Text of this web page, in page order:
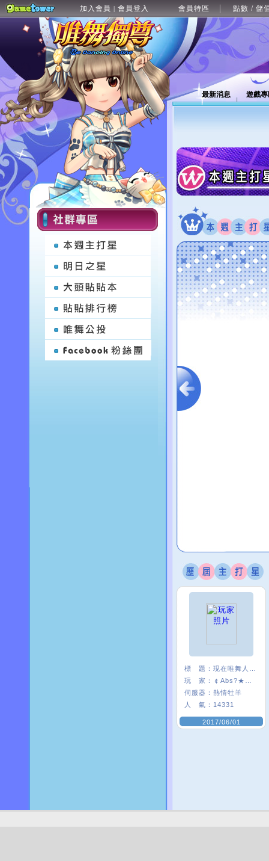
加入會員 | 會員登入 會員特區 點數 / 儲
最新消息 遊戲
標 題：
玩 家：
伺服器： 熱情牡羊
人 氣： 14331
2017/06/01